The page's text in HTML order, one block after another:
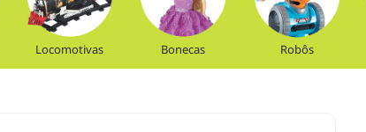
Locomotivas Bonecas Robôs